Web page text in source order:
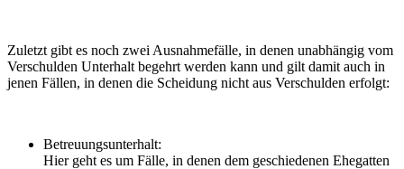
Zuletzt gibt es noch zwei Ausnahmefälle, in denen unabhängig vom
Verschulden Unterhalt begehrt werden kann und gilt damit auch in
jenen Fällen, in denen die Scheidung nicht aus Verschulden erfolgt:
Betreuungsunterhalt:
Hier geht es um Fälle, in denen dem geschiedenen Ehegatten